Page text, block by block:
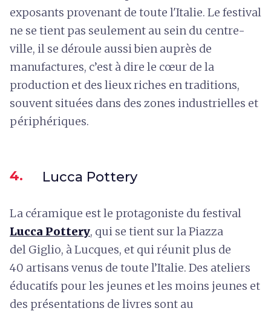
exposants provenant de toute l'Italie. Le festival
ne se tient pas seulement au sein du centre-
ville, il se déroule aussi bien auprès de
manufactures, c’est à dire le cœur de la
production et des lieux riches en traditions,
souvent situées dans des zones industrielles et
périphériques.
4. Lucca Pottery
La céramique est le protagoniste du festival
Lucca Pottery, qui se tient sur la Piazza
del Giglio, à Lucques, et qui réunit plus de
40 artisans venus de toute l’Italie. Des ateliers
éducatifs pour les jeunes et les moins jeunes et
des présentations de livres sont au